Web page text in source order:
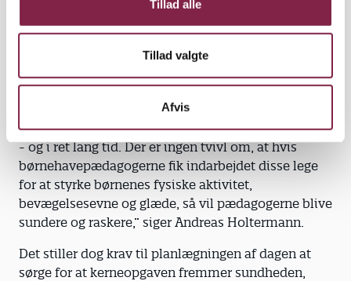
Tillad alle
Tillad valgte
Afvis
Forskerne målte pulsen hos pædagogerne under
disse lege med børnene, og de tidlige resultater er
særdeles lovende. (se faktaboks)
”Børnene var glade for, at pædagogerne aktivt
indgik i legene, og samtidig blev børnene højt fysisk
aktive, mens pædagogerne fik pulsen betydeligt op
- og i ret lang tid. Der er ingen tvivl om, at hvis
børnehavepædagogerne fik indarbejdet disse lege
for at styrke børnenes fysiske aktivitet,
bevægelsesevne og glæde, så vil pædagogerne blive
sundere og raskere,” siger Andreas Holtermann.
Det stiller dog krav til planlægningen af dagen at
sørge for at kerneopgaven fremmer sundheden,